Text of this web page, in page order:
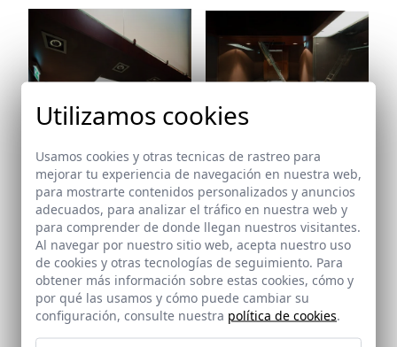
Ref: 7767_18
Ref: 7767_19
Ref: 7767_20
Ref: 7767_21
Utilizamos cookies
Usamos cookies y otras tecnicas de rastreo para
mejorar tu experiencia de navegación en nuestra web,
para mostrarte contenidos personalizados y anuncios
adecuados, para analizar el tráfico en nuestra web y
para comprender de donde llegan nuestros visitantes.
Al navegar por nuestro sitio web, acepta nuestro uso
de cookies y otras tecnologías de seguimiento. Para
obtener más información sobre estas cookies, cómo y
por qué las usamos y cómo puede cambiar su
configuración, consulte nuestra política de cookies.